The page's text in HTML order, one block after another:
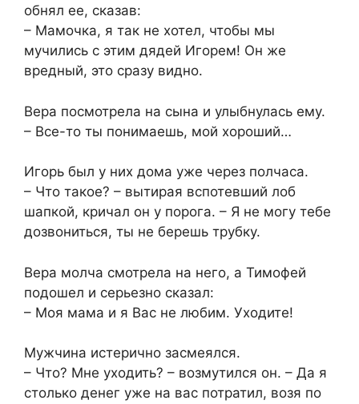
обнял ее, сказав:
– Мамочка, я так не хотел, чтобы мы
мучились с этим дядей Игорем! Он же
вредный, это сразу видно.
Вера посмотрела на сына и улыбнулась ему.
– Все-то ты понимаешь, мой хороший…
Игорь был у них дома уже через полчаса.
– Что такое? – вытирая вспотевший лоб
шапкой, кричал он у порога. – Я не могу тебе
дозвониться, ты не берешь трубку.
Вера молча смотрела на него, а Тимофей
подошел и серьезно сказал:
– Моя мама и я Вас не любим. Уходите!
Мужчина истерично засмеялся.
– Что? Мне уходить? – возмутился он. – Да я
столько денег уже на вас потратил, возя по